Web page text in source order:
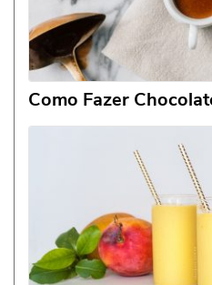
Como Fazer